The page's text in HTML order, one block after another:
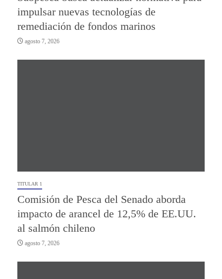
impulsar nuevas tecnologías de
remediación de fondos marinos
agosto 7, 2026
TITULAR 1
Comisión de Pesca del Senado aborda
impacto de arancel de 12,5% de EE.UU.
al salmón chileno
agosto 7, 2026